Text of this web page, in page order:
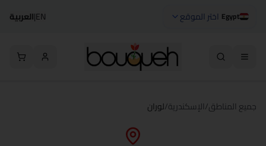
Egypt اختر الموقع EN
|العربية
جميع المناطق/ الإسكندرية/لوران